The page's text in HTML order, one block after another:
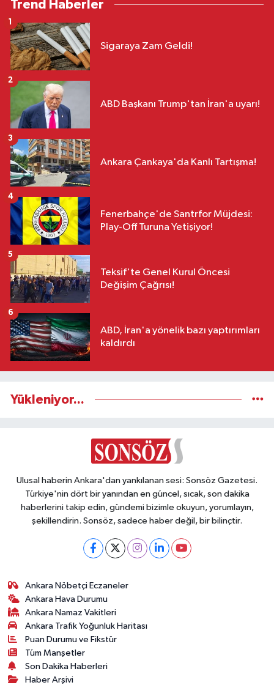
Trend Haberler
Sigaraya Zam Geldi!
1
ABD Başkanı Trump'tan İran'a uyarı!
2
Ankara Çankaya'da Kanlı Tartışma!
3
Fenerbahçe'de Santrfor Müjdesi:
Play-Off Turuna Yetişiyor!
4
Teksif'te Genel Kurul Öncesi
Değişim Çağrısı!
5
ABD, İran'a yönelik bazı yaptırımları
kaldırdı
6
Yükleniyor...
Ulusal haberin Ankara'dan yankılanan sesi: Sonsöz Gazetesi.
Türkiye'nin dört bir yanından en güncel, sıcak, son dakika
haberlerini takip edin, gündemi bizimle okuyun, yorumlayın,
şekillendirin. Sonsöz, sadece haber değil, bir bilinçtir.
Ankara Nöbetçi Eczaneler
Ankara Hava Durumu
Ankara Namaz Vakitleri
Ankara Trafik Yoğunluk Haritası
Puan Durumu ve Fikstür
Tüm Manşetler
Son Dakika Haberleri
Haber Arşivi